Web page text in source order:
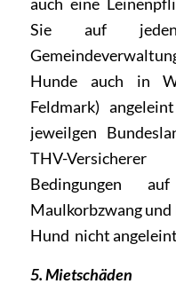
Sie auf
Hunde auch in
Feldmark)
jeweilgen
THV-
Bedingungen
Maulkorbzwang
Hund nicht
5. Mietschäden